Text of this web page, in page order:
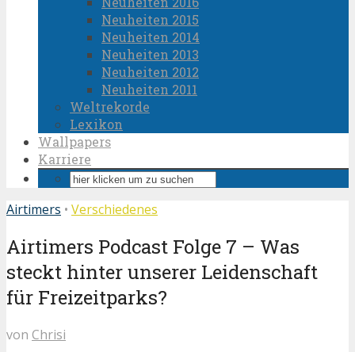
Neuheiten 2015
Neuheiten 2014
Neuheiten 2013
Neuheiten 2012
Neuheiten 2011
Weltrekorde
Lexikon
Wallpapers
Karriere
Airtimers • Verschiedenes
Airtimers Podcast Folge 7 – Was
steckt hinter unserer Leidenschaft
für Freizeitparks?
von Chrisi